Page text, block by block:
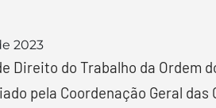
2023
Direito do Trabalho da Ordem
pela Coordenação Geral